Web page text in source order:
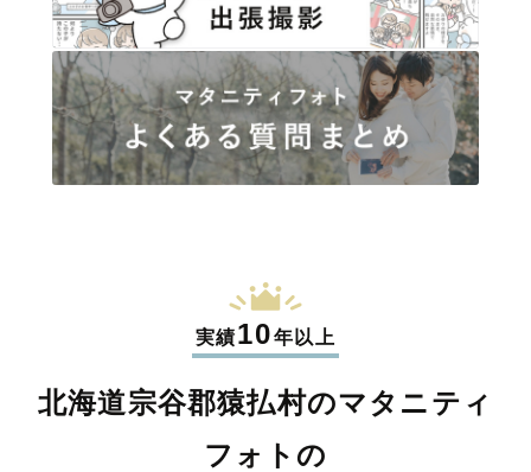
実績10年以上
北海道宗谷郡猿払村のマタニティ
フォトの